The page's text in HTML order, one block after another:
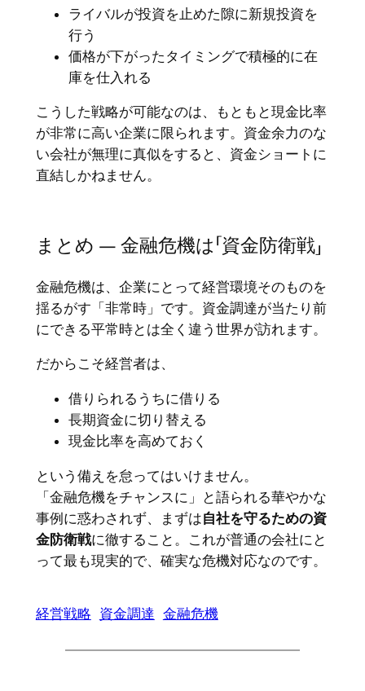
ライバルが投資を止めた隙に新規投資を
行う
価格が下がったタイミングで積極的に在
庫を仕入れる
こうした戦略が可能なのは、もともと現金比率
が非常に高い企業に限られます。資金余力のな
い会社が無理に真似をすると、資金ショートに
直結しかねません。
まとめ ― 金融危機は「資金防衛戦」
金融危機は、企業にとって経営環境そのものを
揺るがす「非常時」です。資金調達が当たり前
にできる平常時とは全く違う世界が訪れます。
だからこそ経営者は、
借りられるうちに借りる
長期資金に切り替える
現金比率を高めておく
という備えを怠ってはいけません。
「金融危機をチャンスに」と語られる華やかな
事例に惑わされず、まずは自社を守るための資
金防衛戦に徹すること。これが普通の会社にと
って最も現実的で、確実な危機対応なのです。
経営戦略 資金調達 金融危機